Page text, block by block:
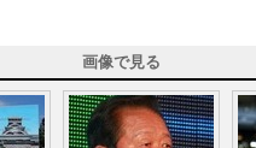
画像で見る